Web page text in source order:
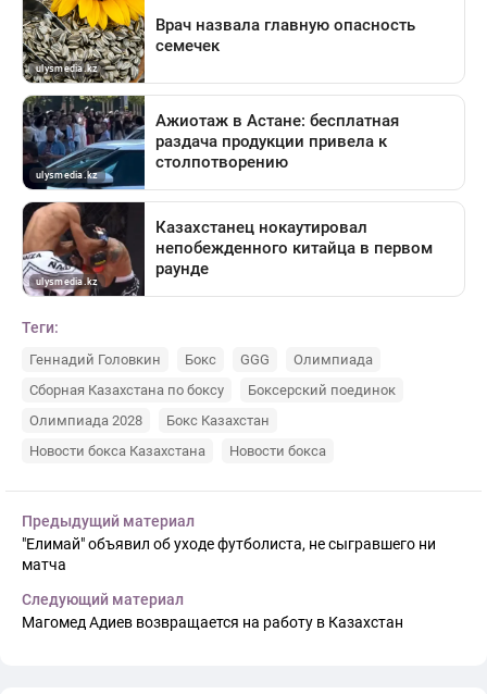
Теги:
Геннадий Головкин Бокс GGG
Олимпиада
Сборная Казахстана по боксу
Боксерский поединок
Олимпиада 2028
Бокс Казахстан
Новости бокса Казахстана
Новости бокса
Предыдущий материал
"Елимай" объявил об уходе футболиста, не сыгравшего ни
матча
Следующий материал
Магомед Адиев возвращается на работу в Казахстан